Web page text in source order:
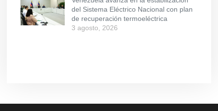
del Sistema Eléctrico Nacional con plan
de recuperación termoeléctrica
3 agosto, 2026